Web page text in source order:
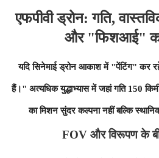
एफपीवी ड्रोन: गति,
और "फिशआई"
यदि सिनेमाई ड्रोन आकाश में "पेंटिंग" कर
हैं।" अत्यधिक युद्धाभ्यास में जहां गति 150
का मिशन सुंदर कल्पना नहीं बल्कि
FOV और विरूपण के